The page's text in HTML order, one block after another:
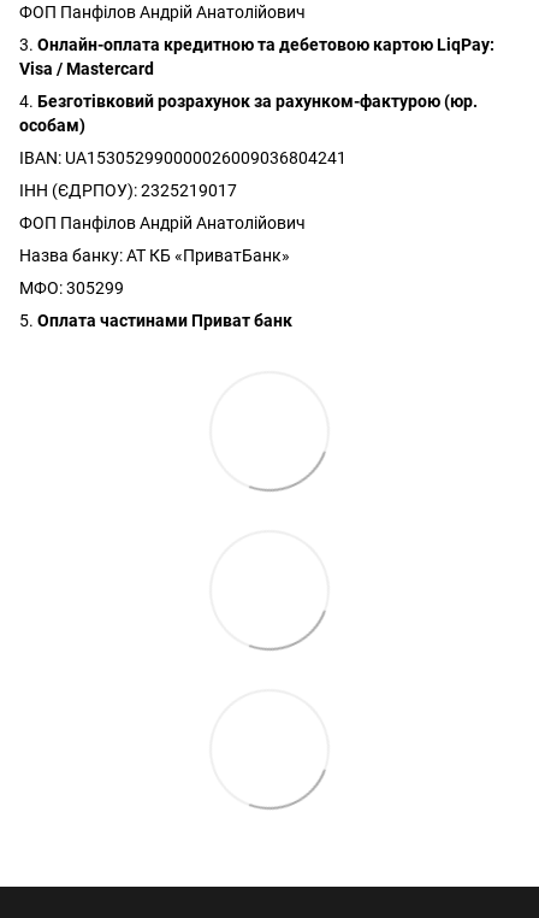
ФОП Панфілов Андрій Анатолійович
3. Онлайн-оплата кредитною та дебетовою картою LiqPay:
Visa / Mastercard
4. Безготівковий розрахунок за рахунком-фактурою (юр.
особам)
IBAN: UA153052990000026009036804241
ІНН (ЄДРПОУ): 2325219017
ФОП Панфілов Андрій Анатолійович
Назва банку: АТ КБ «ПриватБанк»
МФО: 305299
5. Оплата частинами Приват банк